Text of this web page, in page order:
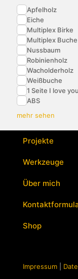
Apfelholz
Eiche
Multiplex Birke
Multiplex Buche
Nussbaum
Robinienholz
Wacholderholz
Weißbuche
1 Seite I love
ABS
mehr sehen
Projekte
Werkzeuge
Über mich
Shop
Impressum